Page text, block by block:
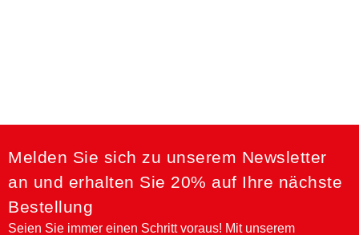
Melden Sie sich zu unserem Newsletter
an und erhalten Sie 20% auf Ihre nächste
Bestellung
Seien Sie immer einen Schritt voraus! Mit unserem